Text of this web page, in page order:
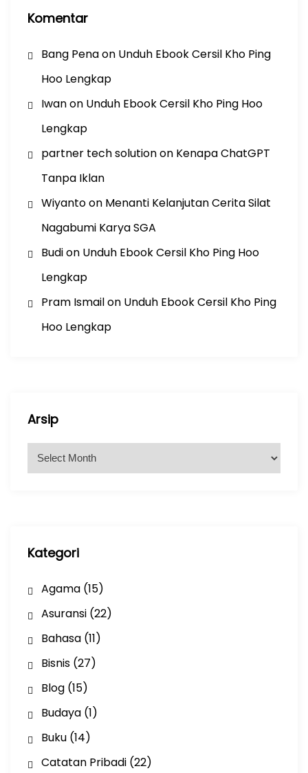
Komentar
Bang Penaon Unduh Ebook Cersil Kho Ping
Hoo Lengkap
Iwanon Unduh Ebook Cersil Kho Ping Hoo
Lengkap
partner tech solutionon Kenapa ChatGPT
Tanpa Iklan
Wiyantoon Menanti Kelanjutan Cerita Silat
Nagabumi Karya SGA
Budion Unduh Ebook Cersil Kho Ping Hoo
Lengkap
Pram Ismailon Unduh Ebook Cersil Kho Ping
Hoo Lengkap
Arsip
Kategori
Agama(15)
Asuransi(22)
Bahasa(11)
Bisnis(27)
Blog(15)
Budaya(1)
Buku(14)
Catatan Pribadi(22)